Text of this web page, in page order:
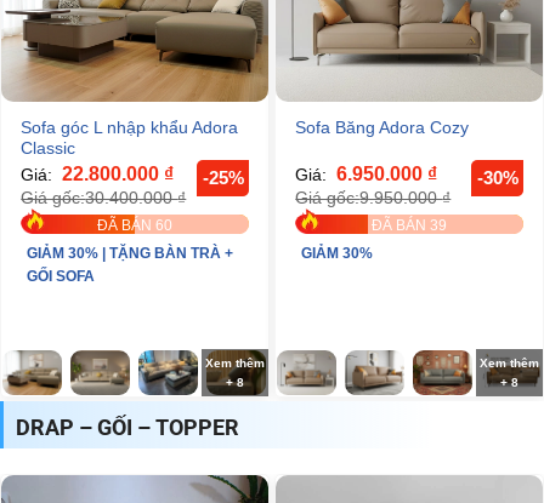
Xem thêm
+ 8
Sofa góc L nhập khẩu Adora
Classic
Giá: 22.800.000 ₫
Giá gốc:30.400.000₫
-25%
ĐÃ BÁN 60
GIẢM 30% | TẶNG BÀN TRÀ +
GỐI SOFA
Xem thêm
+ 8
Sofa Băng Adora Cozy
Giá: 6.950.000 ₫
Giá gốc:9.950.000₫
-30%
ĐÃ BÁN 39
GIẢM 30%
DRAP – GỐI – TOPPER